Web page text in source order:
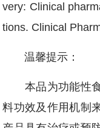
very: Clinical
tions. Clinical
温馨提示：
本品为功能性食
料功效及作用机制